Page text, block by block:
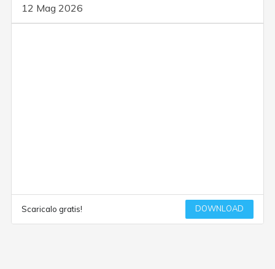
12 Mag 2026
Scaricalo gratis! DOWNLOAD